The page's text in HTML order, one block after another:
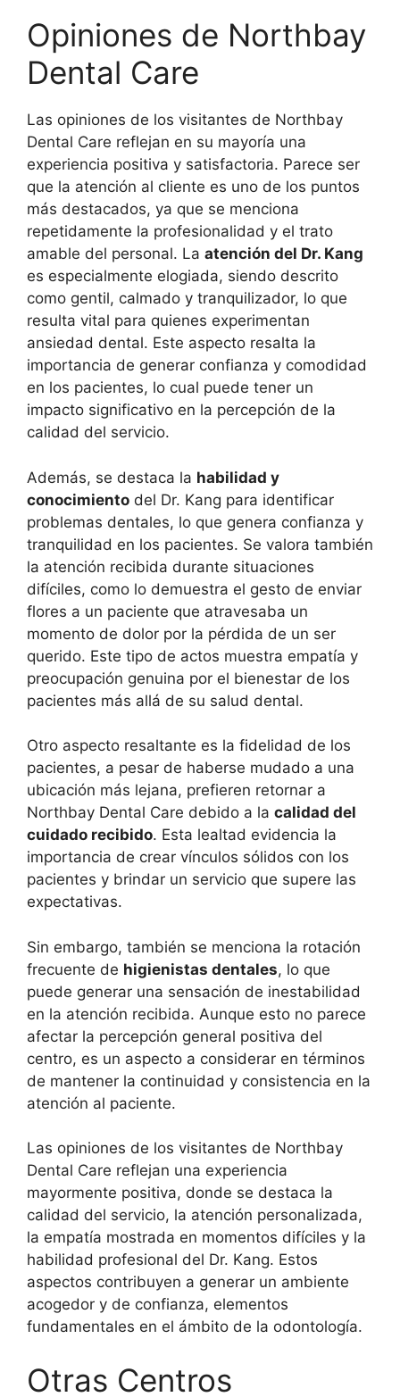
Opiniones de Northbay
Dental Care
Las opiniones de los visitantes de Northbay
Dental Care reflejan en su mayoría una
experiencia positiva y satisfactoria. Parece ser
que la atención al cliente es uno de los puntos
más destacados, ya que se menciona
repetidamente la profesionalidad y el trato
amable del personal. La atención del Dr. Kang
es especialmente elogiada, siendo descrito
como gentil, calmado y tranquilizador, lo que
resulta vital para quienes experimentan
ansiedad dental. Este aspecto resalta la
importancia de generar confianza y comodidad
en los pacientes, lo cual puede tener un
impacto significativo en la percepción de la
calidad del servicio.
Además, se destaca la habilidad y
conocimiento del Dr. Kang para identificar
problemas dentales, lo que genera confianza y
tranquilidad en los pacientes. Se valora también
la atención recibida durante situaciones
difíciles, como lo demuestra el gesto de enviar
flores a un paciente que atravesaba un
momento de dolor por la pérdida de un ser
querido. Este tipo de actos muestra empatía y
preocupación genuina por el bienestar de los
pacientes más allá de su salud dental.
Otro aspecto resaltante es la fidelidad de los
pacientes, a pesar de haberse mudado a una
ubicación más lejana, prefieren retornar a
Northbay Dental Care debido a la calidad del
cuidado recibido. Esta lealtad evidencia la
importancia de crear vínculos sólidos con los
pacientes y brindar un servicio que supere las
expectativas.
Sin embargo, también se menciona la rotación
frecuente de higienistas dentales, lo que
puede generar una sensación de inestabilidad
en la atención recibida. Aunque esto no parece
afectar la percepción general positiva del
centro, es un aspecto a considerar en términos
de mantener la continuidad y consistencia en la
atención al paciente.
Las opiniones de los visitantes de Northbay
Dental Care reflejan una experiencia
mayormente positiva, donde se destaca la
calidad del servicio, la atención personalizada,
la empatía mostrada en momentos difíciles y la
habilidad profesional del Dr. Kang. Estos
aspectos contribuyen a generar un ambiente
acogedor y de confianza, elementos
fundamentales en el ámbito de la odontología.
Otras Centros